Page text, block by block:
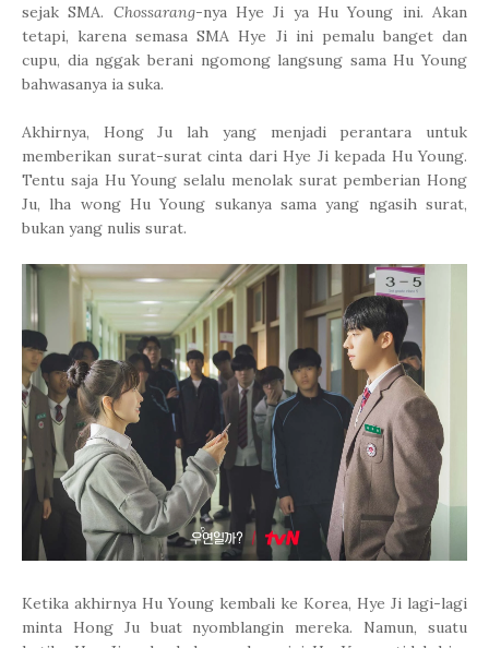
sejak SMA. Chossarang-nya Hye Ji ya Hu Young ini. Akan
tetapi, karena semasa SMA Hye Ji ini pemalu banget dan
cupu, dia nggak berani ngomong langsung sama Hu Young
bahwasanya ia suka.
Akhirnya, Hong Ju lah yang menjadi perantara untuk
memberikan surat-surat cinta dari Hye Ji kepada Hu Young.
Tentu saja Hu Young selalu menolak surat pemberian Hong
Ju, lha wong Hu Young sukanya sama yang ngasih surat,
bukan yang nulis surat.
Ketika akhirnya Hu Young kembali ke Korea, Hye Ji lagi-lagi
minta Hong Ju buat nyomblangin mereka. Namun, suatu